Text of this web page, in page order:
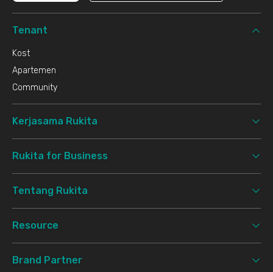
Tenant
Kost
Apartemen
Community
Kerjasama Rukita
Rukita for Business
Tentang Rukita
Resource
Brand Partner